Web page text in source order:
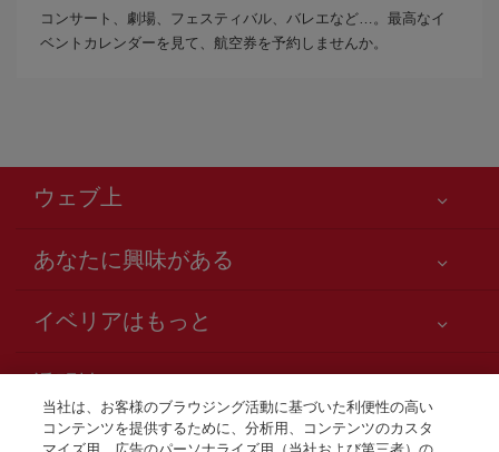
コンサート、劇場、フェスティバル、バレエなど…。最高なイ
ベントカレンダーを見て、航空券を予約しませんか。
ウェブ上
あなたに興味がある
アクセシビリティの宣言
サービスのお約束
Iberia.com サイトマップ
イベリアはもっと
イベリアグループ
株主および投資家向け情報
透明性
利用規約
お電話での航空券販売
当社は、お客様のブラウジング活動に基づいた利便性の高い
コンテンツを提供するために、分析用、コンテンツのカスタ